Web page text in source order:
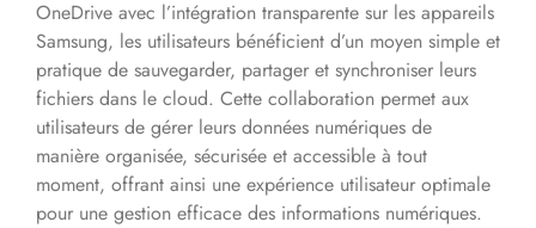
OneDrive avec l’intégration transparente sur les appareils
Samsung, les utilisateurs bénéficient d’un moyen simple et
pratique de sauvegarder, partager et synchroniser leurs
fichiers dans le cloud. Cette collaboration permet aux
utilisateurs de gérer leurs données numériques de
manière organisée, sécurisée et accessible à tout
moment, offrant ainsi une expérience utilisateur optimale
pour une gestion efficace des informations numériques.